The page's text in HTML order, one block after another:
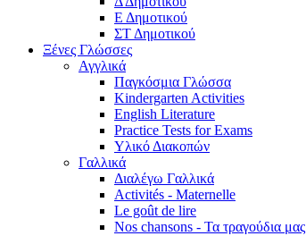
Ε Δημοτικού
ΣΤ Δημοτικού
Ξένες Γλώσσες
Αγγλικά
Παγκόσμια Γλώσσα
Kindergarten Activities
English Literature
Practice Tests for Exams
Υλικό Διακοπών
Γαλλικά
Διαλέγω Γαλλικά
Activités - Maternelle
Le goût de lire
Nos chansons - Τα τραγούδια μας